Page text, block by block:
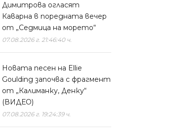
Димитрова огласят
Каварна в поредната вечер
от „Седмица на морето“
07.08.2026 г. 21:46:40 ч.
Новата песен на Ellie
Goulding започва с фрагмент
от „Калиманку, Денку“
(ВИДЕО)
07.08.2026 г. 19:24:39 ч.